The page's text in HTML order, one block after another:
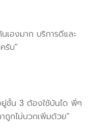
องมาก บริการดีและ
รับ"
ชั้น 3 ต้องใช้บันได พี่ๆ
าถูกไม่บวกเพิ่มด้วย"